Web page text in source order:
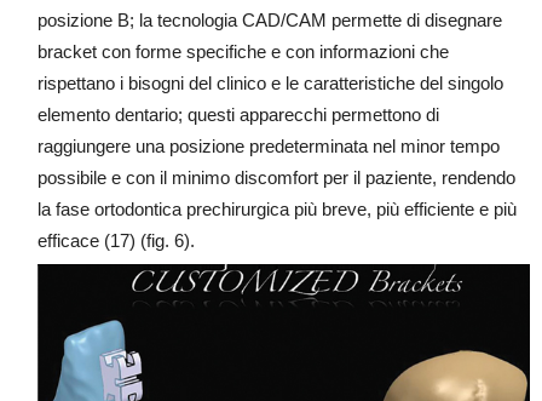
posizione B; la tecnologia CAD/CAM permette di disegnare
bracket con forme specifiche e con informazioni che
rispettano i bisogni del clinico e le caratteristiche del singolo
elemento dentario; questi apparecchi permettono di
raggiungere una posizione predeterminata nel minor tempo
possibile e con il minimo discomfort per il paziente, rendendo
la fase ortodontica prechirurgica più breve, più efficiente e più
efficace (17) (fig. 6).